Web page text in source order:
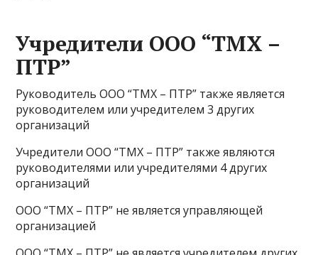
Учредители ООО “ТМХ –
ПТР”
Руководитель ООО “ТМХ – ПТР” также является
руководителем или учредителем 3 других
организаций
Учредители ООО “ТМХ – ПТР” также являются
руководителями или учредителями 4 других
организаций
ООО “ТМХ – ПТР” не является управляющей
организацией